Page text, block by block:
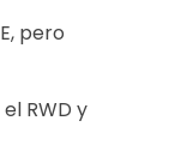
pero
RWD y